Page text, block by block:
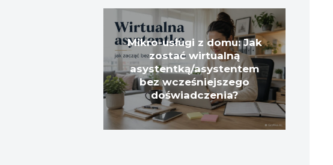
Mikro-usługi z domu: Jak
zostać wirtualną
asystentką/asystentem
bez wcześniejszego
doświadczenia?